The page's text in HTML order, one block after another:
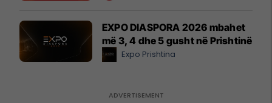
EXPO DIASPORA 2026 mbahet
më 3, 4 dhe 5 gusht në Prishtinë
Expo Prishtina